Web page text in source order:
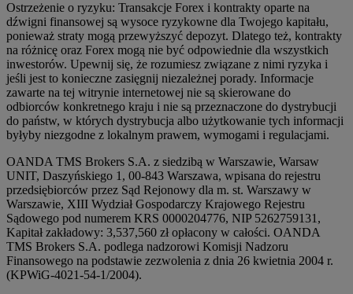
Ostrzeżenie o ryzyku: Transakcje Forex i kontrakty oparte na
dźwigni finansowej są wysoce ryzykowne dla Twojego kapitału,
ponieważ straty mogą przewyższyć depozyt. Dlatego też, kontrakty
na różnicę oraz Forex mogą nie być odpowiednie dla wszystkich
inwestorów. Upewnij się, że rozumiesz związane z nimi ryzyka i
jeśli jest to konieczne zasięgnij niezależnej porady. Informacje
zawarte na tej witrynie internetowej nie są skierowane do
odbiorców konkretnego kraju i nie są przeznaczone do dystrybucji
do państw, w których dystrybucja albo użytkowanie tych informacji
byłyby niezgodne z lokalnym prawem, wymogami i regulacjami.
OANDA TMS Brokers S.A. z siedzibą w Warszawie, Warsaw
UNIT, Daszyńskiego 1, 00-843 Warszawa, wpisana do rejestru
przedsiębiorców przez Sąd Rejonowy dla m. st. Warszawy w
Warszawie, XIII Wydział Gospodarczy Krajowego Rejestru
Sądowego pod numerem KRS 0000204776, NIP 5262759131,
Kapitał zakładowy: 3,537,560 zł opłacony w całości. OANDA
TMS Brokers S.A. podlega nadzorowi Komisji Nadzoru
Finansowego na podstawie zezwolenia z dnia 26 kwietnia 2004 r.
(KPWiG-4021-54-1/2004).